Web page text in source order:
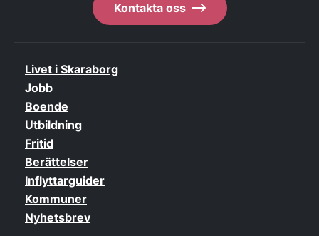
Kontakta oss
Livet i Skaraborg
Jobb
Boende
Utbildning
Fritid
Berättelser
Inflyttarguider
Kommuner
Nyhetsbrev